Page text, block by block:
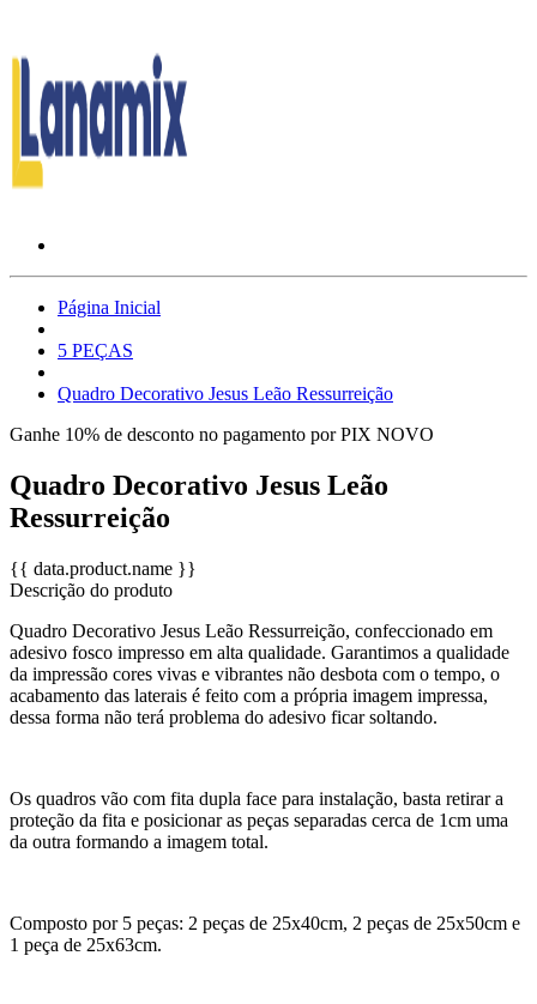
Página Inicial
5 PEÇAS
Quadro Decorativo Jesus Leão Ressurreição
Ganhe 10% de desconto no pagamento por PIX NOVO
Quadro Decorativo Jesus Leão
Ressurreição
{{ data.product.name }}
Descrição do produto
Quadro Decorativo Jesus Leão Ressurreição, confeccionado em
adesivo fosco impresso em alta qualidade. Garantimos a qualidade
da impressão cores vivas e vibrantes não desbota com o tempo, o
acabamento das laterais é feito com a própria imagem impressa,
dessa forma não terá problema do adesivo ficar soltando.
Os quadros vão com fita dupla face para instalação, basta retirar a
proteção da fita e posicionar as peças separadas cerca de 1cm uma
da outra formando a imagem total.
Composto por 5 peças: 2 peças de 25x40cm, 2 peças de 25x50cm e
1 peça de 25x63cm.